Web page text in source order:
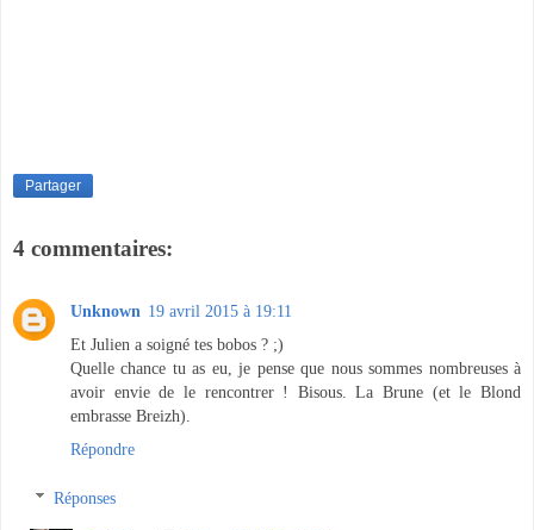
Partager
4 commentaires:
Unknown 19 avril 2015 à 19:11
Et Julien a soigné tes bobos ? ;)
Quelle chance tu as eu, je pense que nous sommes nombreuses à
avoir envie de le rencontrer ! Bisous. La Brune (et le Blond
embrasse Breizh).
Répondre
Réponses